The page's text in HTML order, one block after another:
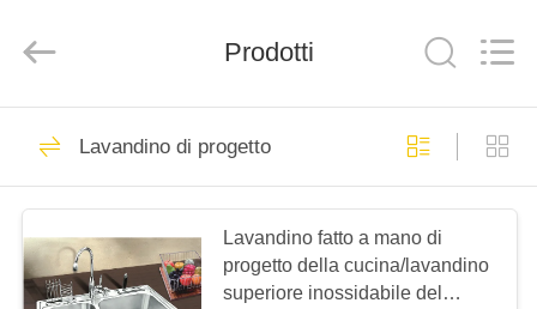
CASA
PRODOTTI
CIRCA
Products
Factory.
Reserved.
Lavandino di cucina
dell'acciaio
inossidabile del
Prodotti
Lavandino di progetto
Lavandino fatto a mano di
progetto della cucina/lavandino
superiore inossidabile del